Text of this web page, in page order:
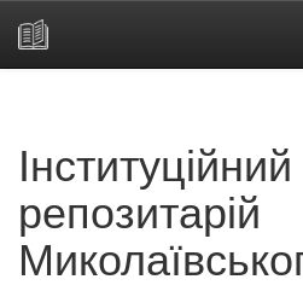
Інституційний
репозитарій